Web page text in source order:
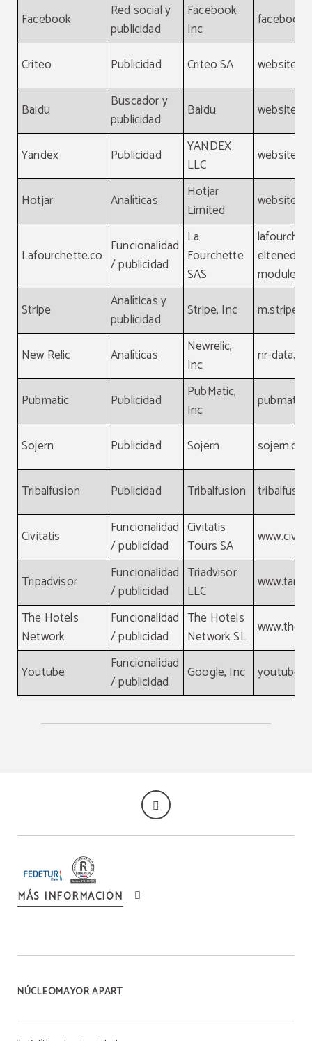
Facebook
Red social y
publicidad
Facebook
Inc
Criteo Publicidad Criteo SA website,
Baidu
Buscador y
publicidad
Baidu website,
Yandex Publicidad
YANDEX
LLC
website,
Hotjar Analíticas
Hotjar
Limited
website,
Lafourchette.co Funcionalidad
/ publicidad
La
Fourchette
SAS
Stripe
Analíticas y
publicidad
Stripe, Inc
New Relic Analíticas
Newrelic,
Inc
nr-data.net
Pubmatic Publicidad
PubMatic,
Inc
Sojern Publicidad Sojern
Tribalfusion Publicidad Tribalfusion
Civitatis
Funcionalidad
/ publicidad
Civitatis
Tours SA
Tripadvisor
Funcionalidad
/ publicidad
Triadvisor
LLC
The Hotels
Network
Funcionalidad
/ publicidad
The Hotels
Network SL
Youtube
Funcionalidad
/ publicidad
Google, Inc
MÁS INFORMACIÓN
NÚCLEOMAYOR APART